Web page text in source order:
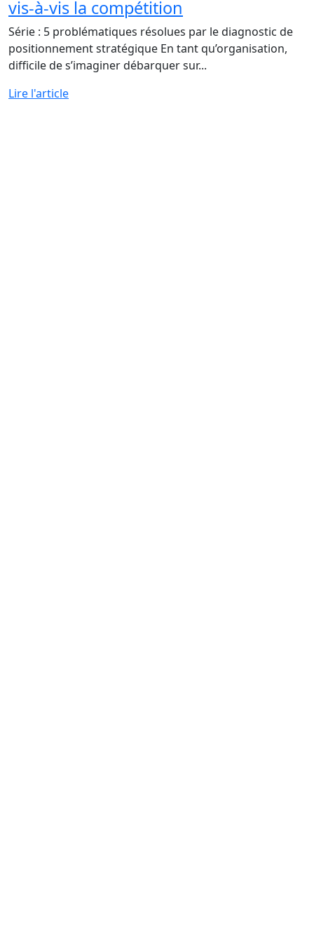
vis-à-vis la compétition
Série : 5 problématiques résolues par le diagnostic de
positionnement stratégique En tant qu’organisation,
difficile de s’imaginer débarquer sur...
Lire l'article